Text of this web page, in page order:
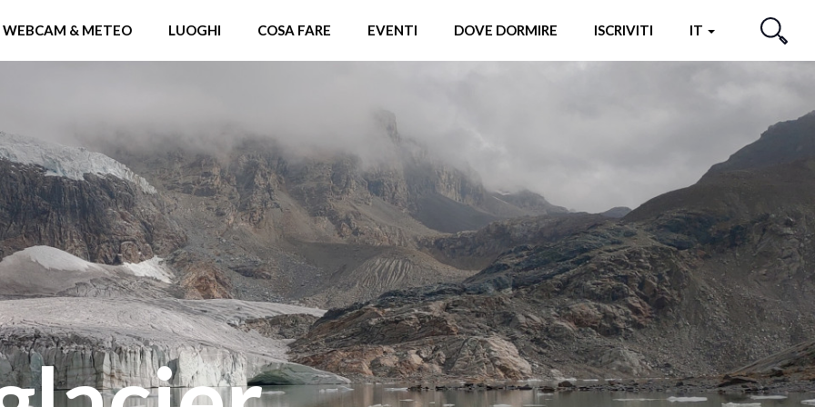
WEBCAM & METEO LUOGHI COSA FARE EVENTI DOVE DORMIRE ISCRIVITI IT
CERCA